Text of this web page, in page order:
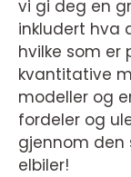
vi gi deg en
inkludert hva
hvilke som er
kvantitative
modeller og
fordeler og
gjennom den
elbiler!